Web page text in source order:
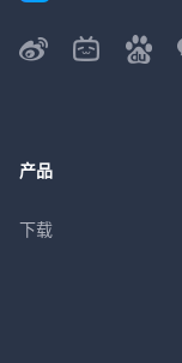
产品
下载